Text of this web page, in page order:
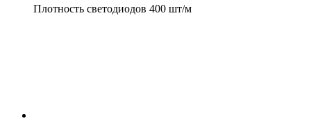
Плотность светодиодов 400 шт/м